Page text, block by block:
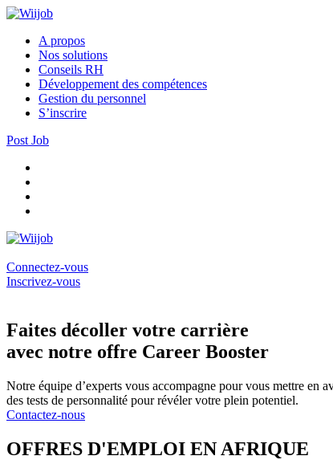
A propos
Nos solutions
Conseils RH
Développement des compétences
Gestion du personnel
S’inscrire
Post Job
Connectez-vous
Inscrivez-vous
Faites décoller votre carrière
avec notre offre Career Booster
Notre équipe d’experts vous accompagne pour vous mettre en
des tests de personnalité pour révéler votre plein potentiel.
Contactez-nous
OFFRES D'EMPLOI EN AFRIQUE